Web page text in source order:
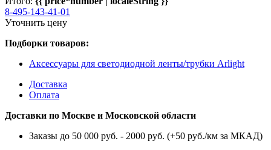
8-495-143-41-01
Уточнить цену
Подборки товаров:
Аксессуары для светодиодной ленты/трубки Arlight
Доставка
Оплата
Доставки по Москве и Московской области
Заказы до 50 000 руб. - 2000 руб. (+50 руб./км за МКАД)